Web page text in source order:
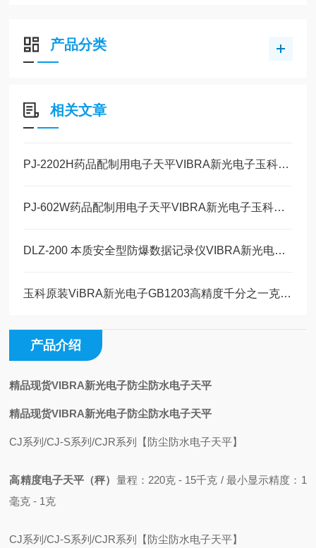
产品分类
相关文章
PJ-2202H药品配制用电子天平VIBRA新光电子玉科原装现货
PJ-602W药品配制用电子天平VIBRA新光电子玉科原装现货
DLZ-200 本质安全型防爆数据记录仪VIBRA新光电子玉科原装现货
玉科原装ViBRA新光电子GB1203高精度千分之一克1200g电子天平详情
产品介绍
精品现货VIBRA新光电子防尘防水电子天平
精品现货VIBRA新光电子防尘防水电子天平
CJ系列/CJ-S系列/CJR系列【防尘防水电子天平】
高精度电子天平（秤） 量程：220克 - 15千克 / 最小显示精度：1
毫克 - 1克
CJ系列/CJ-S系列/CJR系列【防尘防水电子天平】